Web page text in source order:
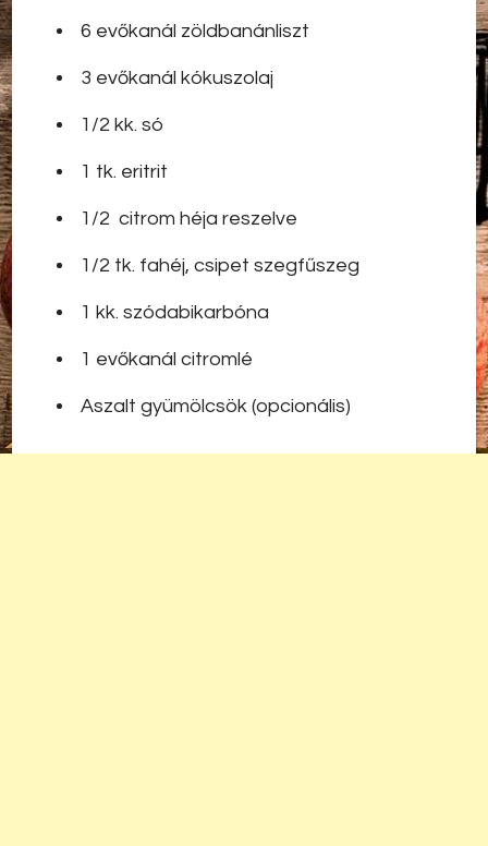
6 evőkanál zöldbanánliszt
3 evőkanál kókuszolaj
1/2 kk. só
1 tk. eritrit
1/2 citrom héja reszelve
1/2 tk. fahéj, csipet szegfűszeg
1 kk. szódabikarbóna
1 evőkanál citromlé
Aszalt gyümölcsök (opcionális)